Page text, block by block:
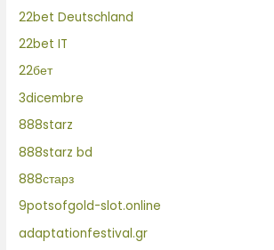
22bet Deutschland
22bet IT
22бет
3dicembre
888starz
888starz bd
888старз
9potsofgold-slot.online
adaptationfestival.gr